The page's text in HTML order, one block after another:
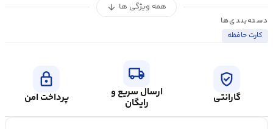
همه ویژگی ها arrow_downward
دسته‌بندی‌ها
کارت حافظه
verified_user
گارانتی
local_shipping
ارسال سریع و
رایگان
lock
پرداخت امن